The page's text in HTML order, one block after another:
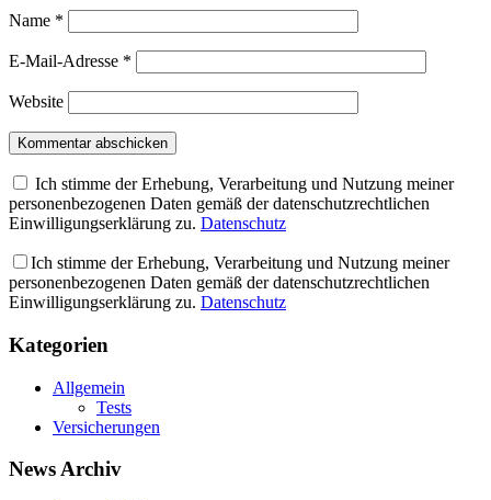
Name *
E-Mail-Adresse *
Website
Ich stimme der Erhebung, Verarbeitung und Nutzung meiner
personenbezogenen Daten gemäß der datenschutzrechtlichen
Einwilligungserklärung zu. Datenschutz
Ich stimme der Erhebung, Verarbeitung und Nutzung meiner
personenbezogenen Daten gemäß der datenschutzrechtlichen
Einwilligungserklärung zu. Datenschutz
Kategorien
Allgemein
Tests
Versicherungen
News Archiv